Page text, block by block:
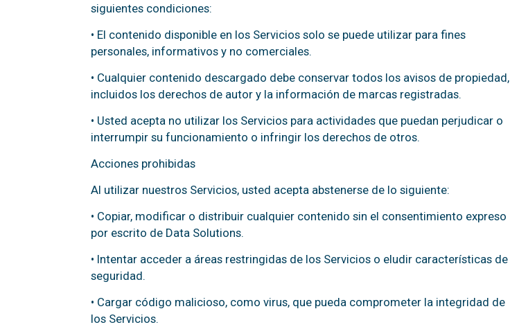
siguientes condiciones:
• El contenido disponible en los Servicios solo se puede utilizar para fines
personales, informativos y no comerciales.
• Cualquier contenido descargado debe conservar todos los avisos de propiedad,
incluidos los derechos de autor y la información de marcas registradas.
• Usted acepta no utilizar los Servicios para actividades que puedan perjudicar o
interrumpir su funcionamiento o infringir los derechos de otros.
Acciones prohibidas
Al utilizar nuestros Servicios, usted acepta abstenerse de lo siguiente:
• Copiar, modificar o distribuir cualquier contenido sin el consentimiento expreso
por escrito de Data Solutions.
• Intentar acceder a áreas restringidas de los Servicios o eludir características de
seguridad.
• Cargar código malicioso, como virus, que pueda comprometer la integridad de
los Servicios.